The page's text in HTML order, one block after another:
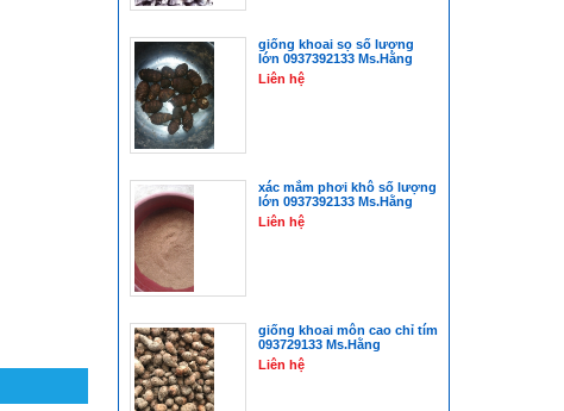
giống khoai sọ số lượng
lớn 0937392133 Ms.Hằng
Liên hệ
xác mắm phơi khô số lượng
lớn 0937392133 Ms.Hằng
Liên hệ
giống khoai môn cao chỉ tím
093729133 Ms.Hằng
Liên hệ